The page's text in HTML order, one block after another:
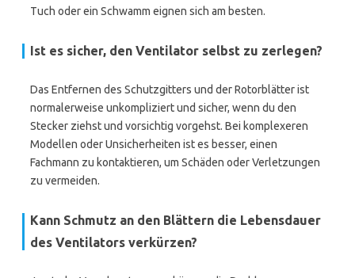
Tuch oder ein Schwamm eignen sich am besten.
Ist es sicher, den Ventilator selbst zu zerlegen?
Das Entfernen des Schutzgitters und der Rotorblätter ist
normalerweise unkompliziert und sicher, wenn du den
Stecker ziehst und vorsichtig vorgehst. Bei komplexeren
Modellen oder Unsicherheiten ist es besser, einen
Fachmann zu kontaktieren, um Schäden oder Verletzungen
zu vermeiden.
Kann Schmutz an den Blättern die Lebensdauer
des Ventilators verkürzen?